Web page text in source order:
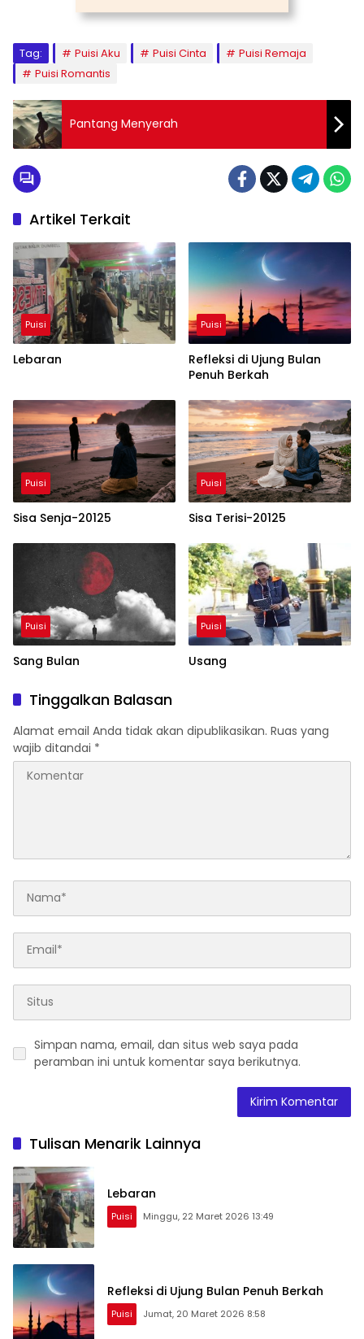
Tag: Puisi Aku Puisi Cinta
Puisi Remaja
Puisi Romantis
Pantang Menyerah
Artikel Terkait
Puisi
Lebaran
Puisi
Refleksi di Ujung Bulan
Penuh Berkah
Puisi
Sisa Senja-20125
Puisi
Sisa Terisi-20125
Puisi
Sang Bulan
Puisi
Usang
Tinggalkan Balasan
Alamat email Anda tidak akan dipublikasikan. Ruas yang
wajib ditandai *
Simpan nama, email, dan situs web saya pada
peramban ini untuk komentar saya berikutnya.
Tulisan Menarik Lainnya
Lebaran
Puisi Minggu, 22 Maret 2026 13:49
Refleksi di Ujung Bulan Penuh Berkah
Puisi Jumat, 20 Maret 2026 8:58